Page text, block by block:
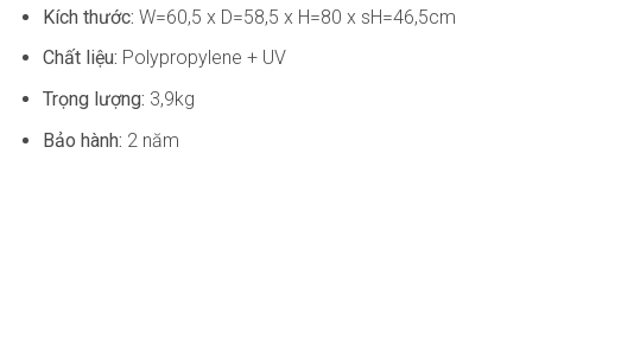
Kích thước: W=60,5 x D=58,5 x H=80 x sH=46,5cm
Chất liệu: Polypropylene + UV
Trọng lượng: 3,9kg
Bảo hành: 2 năm